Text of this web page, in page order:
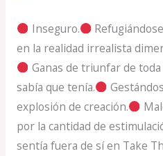
Inseguro.
en la realidad irrealista
Ganas de triunfar de
sabía que tenía.
explosión de creación.
por la cantidad de
sentía fuera de sí en Take